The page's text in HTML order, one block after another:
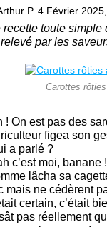
P. 4 Février
recette toute simple
par les
Carottes
! On est pas des
figea son
a parlé ?
c’est moi, banane
lâcha sa
mais ne cédèrent
certain, c’était
pas réellement